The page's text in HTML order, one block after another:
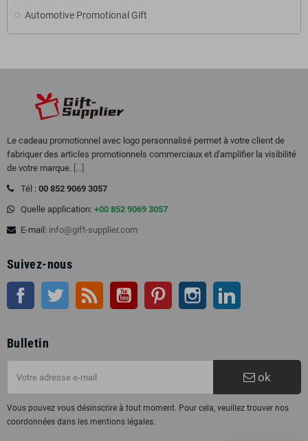
Automotive Promotional Gift
Le cadeau promotionnel avec logo personnalisé permet à votre client de
fabriquer des articles promotionnels commerciaux et d'amplifier la visibilité
de votre marque. [...]
Tél : 00 852 9069 3057
Quelle application: +00 852 9069 3057
E-mail: info@gift-supplier.com
Suivez-nous
Facebook Twitter RSS Youtube Pinterest Instagram
Bulletin
ok
Vous pouvez vous désinscrire à tout moment. Pour cela, veuillez trouver nos
coordonnées dans les mentions légales.